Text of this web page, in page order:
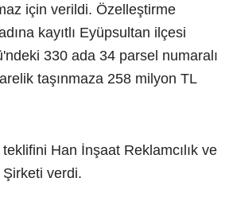
için verildi. Özelleştirme
kayıtlı Eyüpsultan ilçesi
330 ada 34 parsel numaralı
taşınmaza 258 milyon TL
Han İnşaat Reklamcılık ve
Şirketi verdi.